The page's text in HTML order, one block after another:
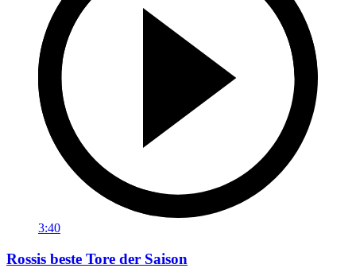
3:40
Rossis beste Tore der Saison